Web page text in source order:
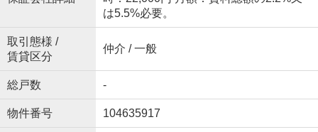
は5.5%必要。
取引態様 /
賃貸区分
仲介 / 一般
総戸数 -
物件番号 104635917